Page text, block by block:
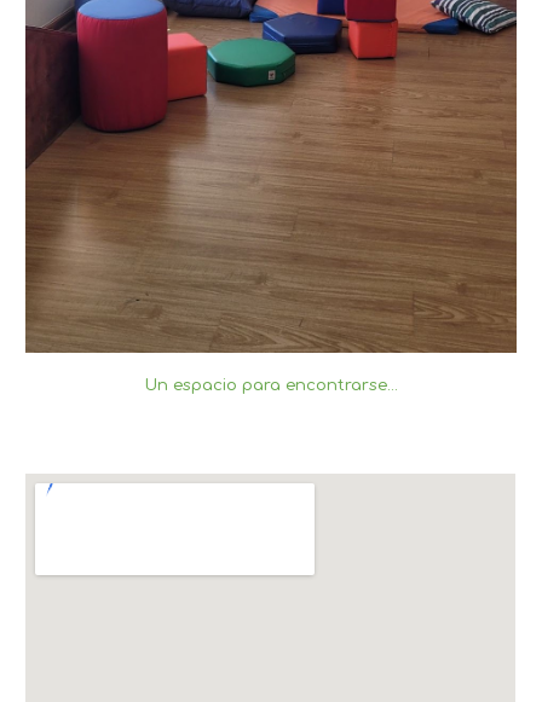
Un espacio para encontrarse...